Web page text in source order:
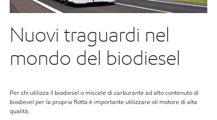
Nuovi traguardi nel
mondo del biodiesel
Per chi utilizza il biodiesel o miscele di carburante ad alto contenuto di
biodiesel per la propria flotta è importante utilizzare oli motore di alta
qualità.